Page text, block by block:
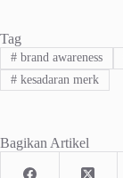
Tag
#brand awareness
#kesadaran merk
Bagikan Artikel